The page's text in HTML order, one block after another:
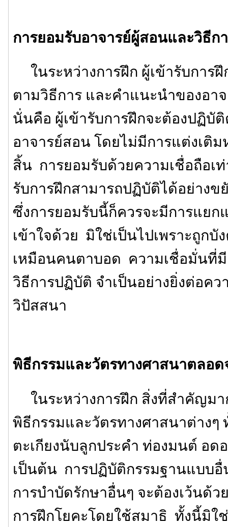
การยอมรับอาจารย์ผู้สอนและวิธีก
ในระหว่างการฝึก ผู้เข้ารับการ
ตามวิธีการ และคำแนะนำของอา
นั่นคือ ผู้เข้ารับการฝึกจะต้องปฏิบั
อาจารย์สอน โดยไม่มีการแต่งเติ
สิ้น การยอมรับด้วยความเชื่อถือเ
รับการฝึกสามารถปฏิบัติได้อย่าง
ซึ่งการยอมรับนี้ก็ควรจะมีการแยก
เข้าใจด้วย มิใช่เป็นไปเพราะถูกบั
เหมือนคนตาบอด ความเชื่อมั่นที่
วิธีการปฏิบัติ จำเป็นอย่างยิ่งต่อคว
วิปัสสนา
พิธีกรรมและวัตรทางศาสนาตลอ
ในระหว่างการฝึก สิ่งที่สำคัญมา
พิธีกรรมและวัตรทางศาสนาต่างๆ
ตะเกียงนับลูกประคำ ท่องมนต์ อด
เป็นต้น การปฏิบัติกรรมฐานแบบอื่
การบำบัดรักษาอื่นๆ จะต้องเว้นด้ว
การฝึกโยคะโดยใช้สมาธิ ทั้งนี้มิใ